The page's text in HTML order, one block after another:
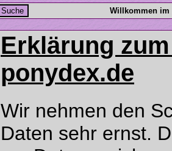
Erklärung
Wir nehmen den
Daten sehr ernst.